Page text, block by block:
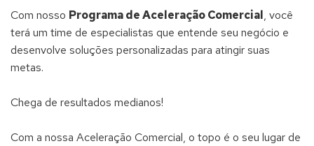
Com nosso Programa de Aceleração Comercial, você
terá um time de especialistas que entende seu negócio e
desenvolve soluções personalizadas para atingir suas
metas.
Chega de resultados medianos!
Com a nossa Aceleração Comercial, o topo é o seu lugar de